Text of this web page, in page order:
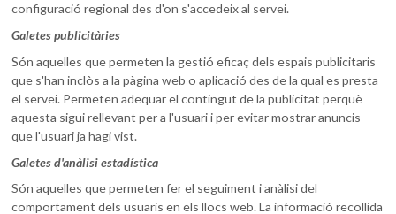
configuració regional des d'on s'accedeix al servei.
Galetes publicitàries
Són aquelles que permeten la gestió eficaç dels espais publicitaris
que s'han inclòs a la pàgina web o aplicació des de la qual es presta
el servei. Permeten adequar el contingut de la publicitat perquè
aquesta sigui rellevant per a l'usuari i per evitar mostrar anuncis
que l'usuari ja hagi vist.
Galetes d'anàlisi estadística
Són aquelles que permeten fer el seguiment i anàlisi del
comportament dels usuaris en els llocs web. La informació recollida